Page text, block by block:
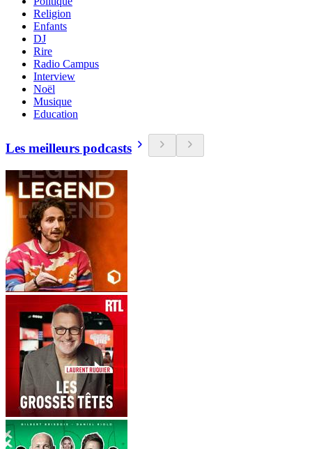
Religion
Enfants
DJ
Rire
Radio Campus
Interview
Noël
Musique
Education
Les meilleurs podcasts